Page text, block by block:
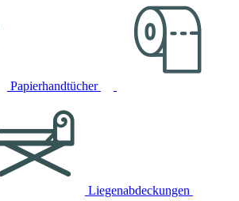
Papierhandtücher
Liegenabdeckungen